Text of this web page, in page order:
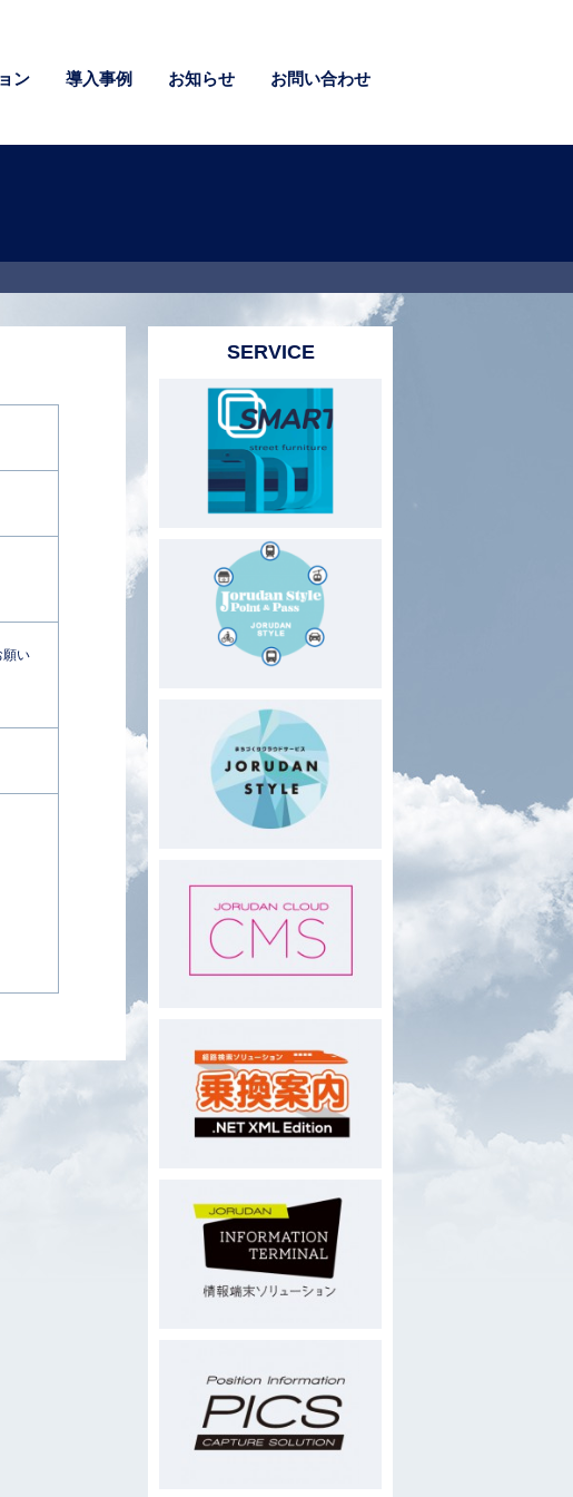
ン 導入事例 お知らせ お問い合わせ
会社（JORUDAN .Co.,Ltd.） 代表取締役 佐藤 俊和 所在地
〒160-0022 東京都新宿 […]
願い
SERVICE